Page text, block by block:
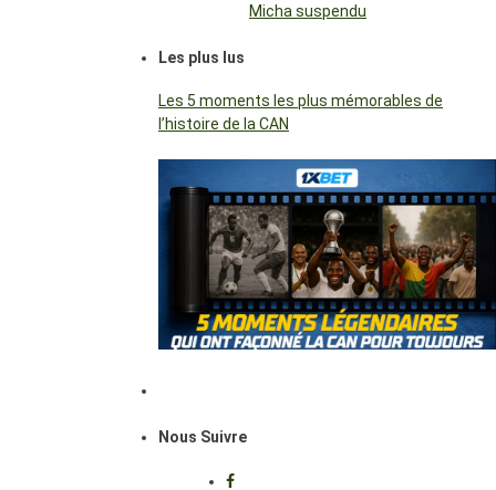
Micha suspendu
Les plus lus
Les 5 moments les plus mémorables de
l’histoire de la CAN
Nous Suivre